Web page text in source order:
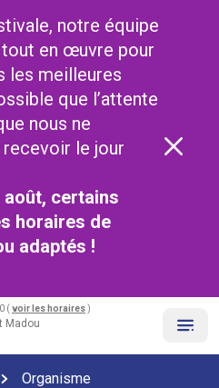
notre équipe
en œuvre pour
les meilleures
que l’attente
nous ne
le jour
août, certains
horaires de
adaptés !
( voir les horaires )
Madou
Organisme